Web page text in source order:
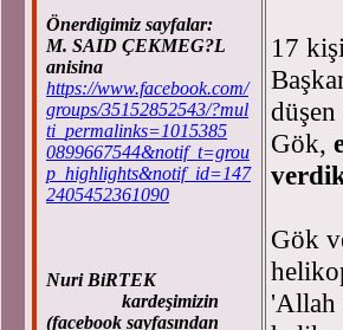
Önerdigimiz sayfalar:
M. SAID ÇEKMEG?L
anisina
https://www.facebook.com/
groups/35152852543/?mul
ti_permalinks=1015385
0899667544&notif_t=grou
p_highlights&notif_id=147
2405452361090
Nuri BiRTEK
kardeşimizin
(facebook sayfasından
17
Gök,
Gök
'Allah